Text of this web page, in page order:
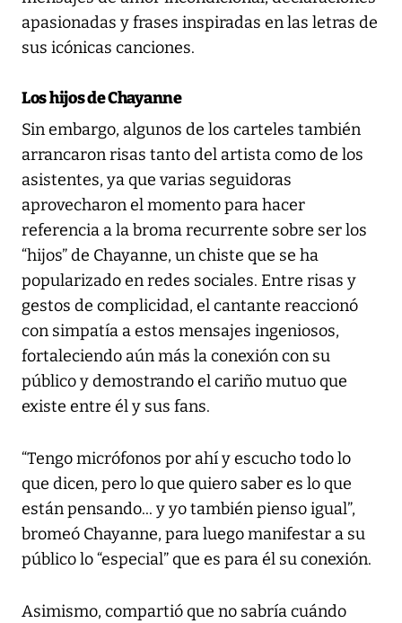
apasionadas y frases inspiradas en las letras de
sus icónicas canciones.
Los hijos de Chayanne
Sin embargo, algunos de los carteles también
arrancaron risas tanto del artista como de los
asistentes, ya que varias seguidoras
aprovecharon el momento para hacer
referencia a la broma recurrente sobre ser los
“hijos” de Chayanne, un chiste que se ha
popularizado en redes sociales. Entre risas y
gestos de complicidad, el cantante reaccionó
con simpatía a estos mensajes ingeniosos,
fortaleciendo aún más la conexión con su
público y demostrando el cariño mutuo que
existe entre él y sus fans.
“Tengo micrófonos por ahí y escucho todo lo
que dicen, pero lo que quiero saber es lo que
están pensando... y yo también pienso igual”,
bromeó Chayanne, para luego manifestar a su
público lo “especial” que es para él su conexión.
Asimismo, compartió que no sabría cuándo